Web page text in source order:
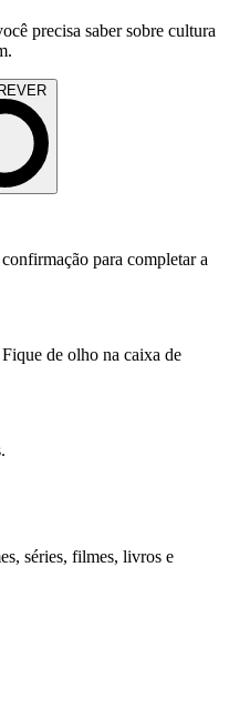
precisa saber sobre cultura
para completar a
de olho na caixa de
séries, filmes, livros e